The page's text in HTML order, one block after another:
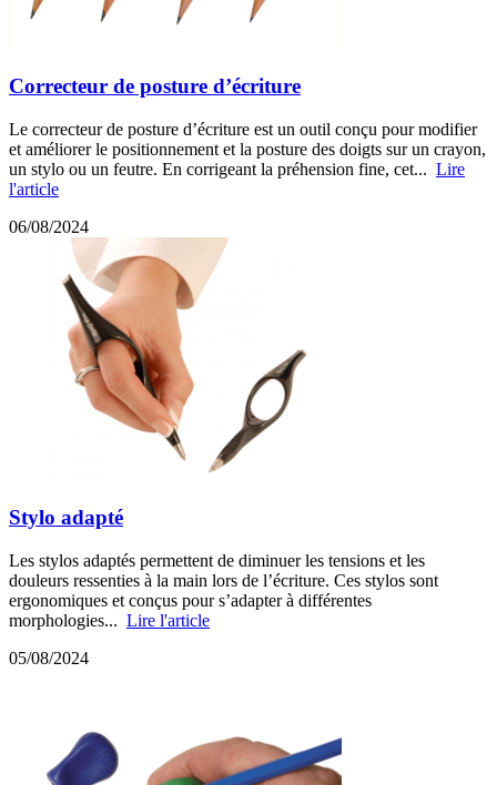
Correcteur de posture d’écriture
Le correcteur de posture d’écriture est un outil conçu pour modifier
et améliorer le positionnement et la posture des doigts sur un crayon,
un stylo ou un feutre. En corrigeant la préhension fine, cet... Lire
l'article
06/08/2024
Stylo adapté
Les stylos adaptés permettent de diminuer les tensions et les
douleurs ressenties à la main lors de l’écriture. Ces stylos sont
ergonomiques et conçus pour s’adapter à différentes
morphologies... Lire l'article
05/08/2024